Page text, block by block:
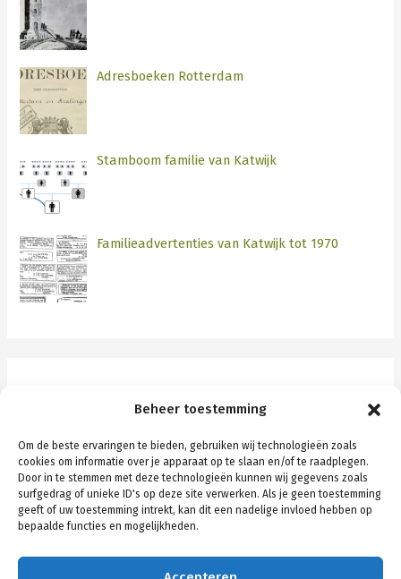
Beheer toestemming
Om de beste ervaringen te bieden, gebruiken wij technologieën zoals
cookies om informatie over je apparaat op te slaan en/of te raadplegen.
Door in te stemmen met deze technologieën kunnen wij gegevens zoals
surfgedrag of unieke ID's op deze site verwerken. Als je geen toestemming
geeft of uw toestemming intrekt, kan dit een nadelige invloed hebben op
bepaalde functies en mogelijkheden.
Adresboeken Rotterdam
Stamboom familie van Katwijk
Familieadvertenties van Katwijk tot 1970
Katwijk
Rotterdam
Schiedam
Stamboom algemeen
Stamboom persoonlijk